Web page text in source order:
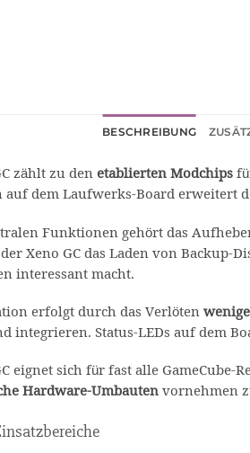
BESCHREIBUNG
zählt zu den etablierten Modchips
dem Laufwerks-Board erweitert
Funktionen gehört das
Xeno GC das Laden von
interessant macht.
erfolgt durch das Verlöten
integrieren. Status-LEDs auf dem
eignet sich für fast alle
Hardware-Umbauten vornehmen